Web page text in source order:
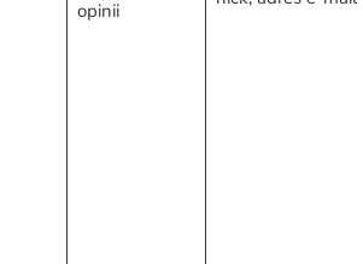
opinii